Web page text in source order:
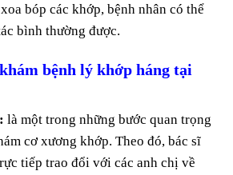
bóp các khớp, bệnh nhân có thể
bình thường được.
bệnh lý khớp háng tại
là một trong những bước quan trọng
cơ xương khớp. Theo đó, bác sĩ
tiếp trao đổi với các anh chị về